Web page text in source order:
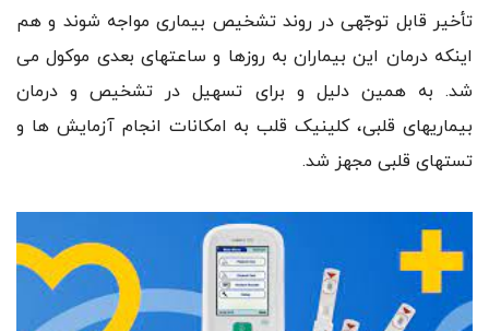
تأخیر قابل توجّهی در روند تشخیص بیماری مواجه شوند و هم
اینکه درمان این بیماران به روزها و ساعتهای بعدی موکول می
شد. به همین دلیل و برای تسهیل در تشخیص و درمان
بیماریهای قلبی، کلینیک قلب به امکانات انجام آزمایش ها و
تستهای قلبی مجهز شد.